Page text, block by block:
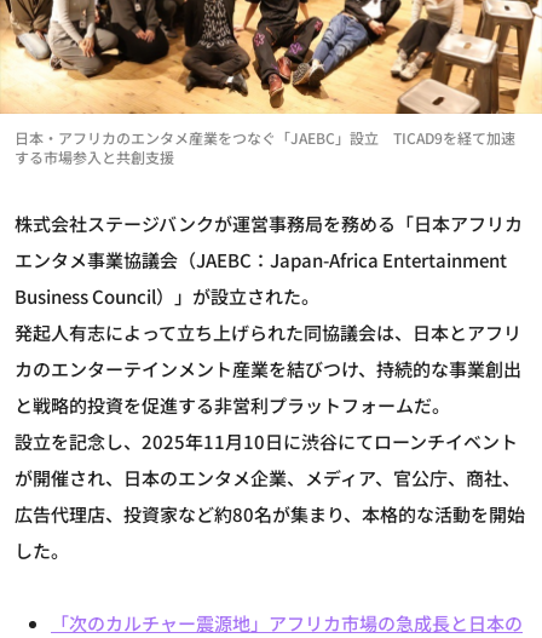
日本・アフリカのエンタメ産業をつなぐ「JAEBC」設立 TICAD9を経て加速
する市場参入と共創支援
株式会社ステージバンクが運営事務局を務める「日本アフリカ
エンタメ事業協議会（JAEBC：Japan-Africa Entertainment
Business Council）」が設立された。
発起人有志によって立ち上げられた同協議会は、日本とアフリ
カのエンターテインメント産業を結びつけ、持続的な事業創出
と戦略的投資を促進する非営利プラットフォームだ。
設立を記念し、2025年11月10日に渋谷にてローンチイベント
が開催され、日本のエンタメ企業、メディア、官公庁、商社、
広告代理店、投資家など約80名が集まり、本格的な活動を開始
した。
「次のカルチャー震源地」アフリカ市場の急成長と日本の